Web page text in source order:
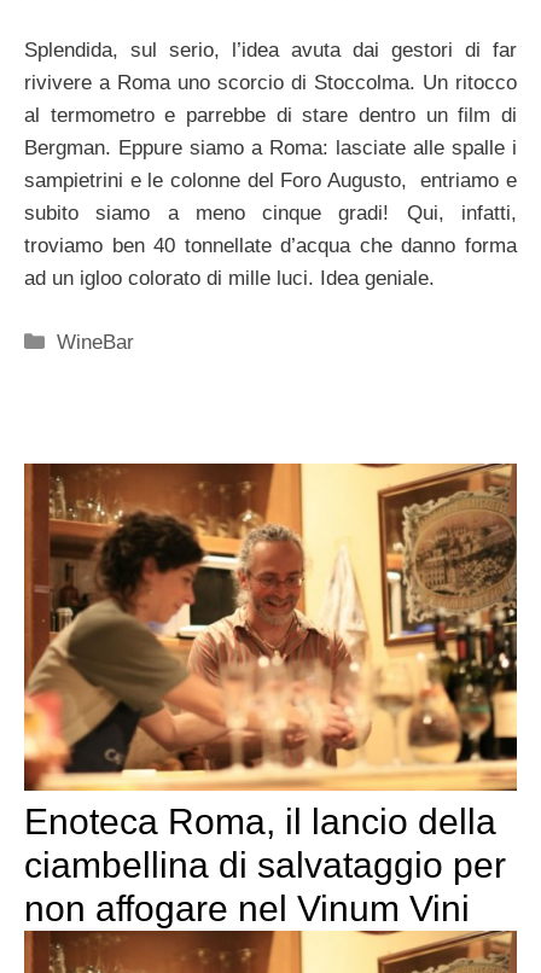
Splendida, sul serio, l’idea avuta dai gestori di far
rivivere a Roma uno scorcio di Stoccolma. Un ritocco
al termometro e parrebbe di stare dentro un film di
Bergman. Eppure siamo a Roma: lasciate alle spalle i
sampietrini e le colonne del Foro Augusto, entriamo e
subito siamo a meno cinque gradi! Qui, infatti,
troviamo ben 40 tonnellate d’acqua che danno forma
ad un igloo colorato di mille luci. Idea geniale.
Categorie
WineBar
Enoteca Roma, il lancio della
ciambellina di salvataggio per
non affogare nel Vinum Vini